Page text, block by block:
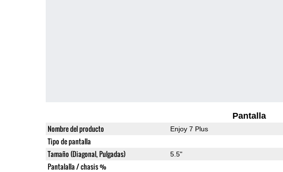
Pantalla
Nombre del producto Enjoy 7 Plus
Tipo de pantalla
Tamaño (Diagonal, Pulgadas) 5.5"
Pantalalla / chasis %